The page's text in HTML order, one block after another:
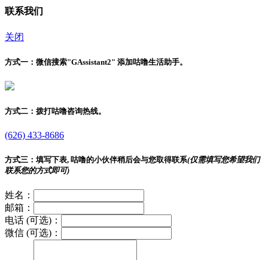
联系我们
关闭
方式一： 微信搜索"GAssistant2" 添加咕噜生活助手。
方式二： 拨打咕噜咨询热线。
(626) 433-8686
方式三： 填写下表, 咕噜的小伙伴稍后会与您取得联系(仅需填写您希望我们
联系您的方式即可)
姓名：
邮箱：
电话 (可选)：
微信 (可选)：